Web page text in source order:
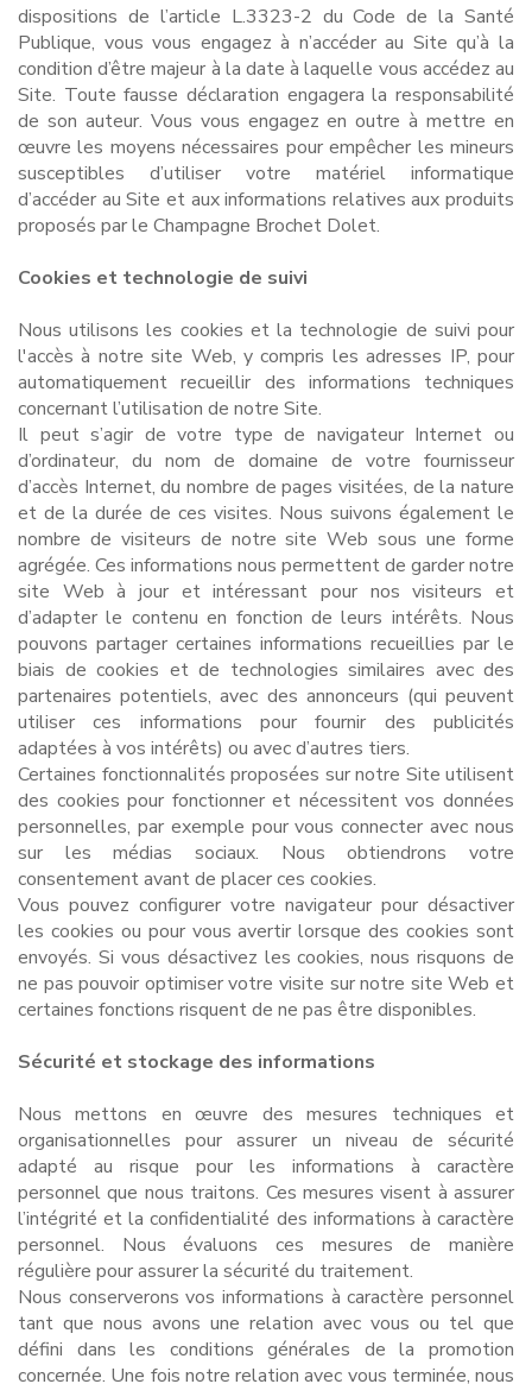
dispositions de l’article L.3323-2 du Code de la Santé
Publique, vous vous engagez à n’accéder au Site qu’à la
condition d’être majeur à la date à laquelle vous accédez au
Site. Toute fausse déclaration engagera la responsabilité
de son auteur. Vous vous engagez en outre à mettre en
œuvre les moyens nécessaires pour empêcher les mineurs
susceptibles d’utiliser votre matériel informatique
d’accéder au Site et aux informations relatives aux produits
proposés par le Champagne Brochet Dolet.
Cookies et technologie de suivi
Nous utilisons les cookies et la technologie de suivi pour
l'accès à notre site Web, y compris les adresses IP, pour
automatiquement recueillir des informations techniques
concernant l’utilisation de notre Site.
Il peut s’agir de votre type de navigateur Internet ou
d’ordinateur, du nom de domaine de votre fournisseur
d’accès Internet, du nombre de pages visitées, de la nature
et de la durée de ces visites. Nous suivons également le
nombre de visiteurs de notre site Web sous une forme
agrégée. Ces informations nous permettent de garder notre
site Web à jour et intéressant pour nos visiteurs et
d’adapter le contenu en fonction de leurs intérêts. Nous
pouvons partager certaines informations recueillies par le
biais de cookies et de technologies similaires avec des
partenaires potentiels, avec des annonceurs (qui peuvent
utiliser ces informations pour fournir des publicités
adaptées à vos intérêts) ou avec d’autres tiers.
Certaines fonctionnalités proposées sur notre Site utilisent
des cookies pour fonctionner et nécessitent vos données
personnelles, par exemple pour vous connecter avec nous
sur les médias sociaux. Nous obtiendrons votre
consentement avant de placer ces cookies.
Vous pouvez configurer votre navigateur pour désactiver
les cookies ou pour vous avertir lorsque des cookies sont
envoyés. Si vous désactivez les cookies, nous risquons de
ne pas pouvoir optimiser votre visite sur notre site Web et
certaines fonctions risquent de ne pas être disponibles.
Sécurité et stockage des informations
Nous mettons en œuvre des mesures techniques et
organisationnelles pour assurer un niveau de sécurité
adapté au risque pour les informations à caractère
personnel que nous traitons. Ces mesures visent à assurer
l’intégrité et la confidentialité des informations à caractère
personnel. Nous évaluons ces mesures de manière
régulière pour assurer la sécurité du traitement.
Nous conserverons vos informations à caractère personnel
tant que nous avons une relation avec vous ou tel que
défini dans les conditions générales de la promotion
concernée. Une fois notre relation avec vous terminée, nous